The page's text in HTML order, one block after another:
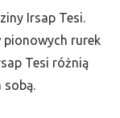
Irsap Tesi.
rurek
Tesi różnią